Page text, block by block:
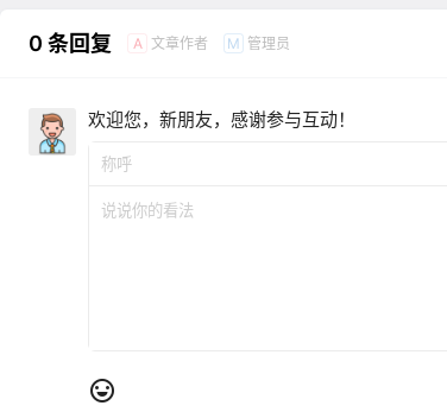
0 条回复 A 文章作者 M 管理员
欢迎您，新朋友，感谢参与互动！